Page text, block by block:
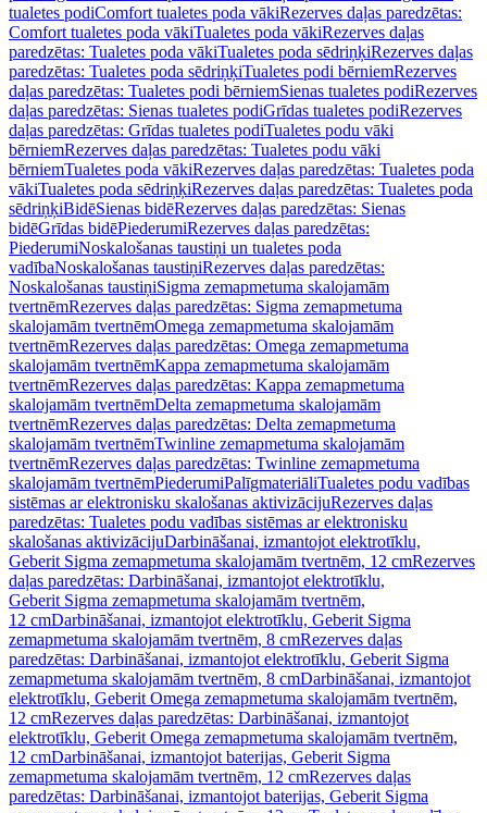
tualetes podiComfort tualetes poda vākiRezerves daļas paredzētas:
Comfort tualetes poda vākiTualetes poda vākiRezerves daļas
paredzētas: Tualetes poda vākiTualetes poda sēdriņķiRezerves daļas
paredzētas: Tualetes poda sēdriņķiTualetes podi bērniemRezerves
daļas paredzētas: Tualetes podi bērniemSienas tualetes podiRezerves
daļas paredzētas: Sienas tualetes podiGrīdas tualetes podiRezerves
daļas paredzētas: Grīdas tualetes podiTualetes podu vāki
bērniemRezerves daļas paredzētas: Tualetes podu vāki
bērniemTualetes poda vākiRezerves daļas paredzētas: Tualetes poda
vākiTualetes poda sēdriņķiRezerves daļas paredzētas: Tualetes poda
sēdriņķiBidēSienas bidēRezerves daļas paredzētas: Sienas
bidēGrīdas bidēPiederumiRezerves daļas paredzētas:
PiederumiNoskalošanas taustiņi un tualetes poda
vadībaNoskalošanas taustiņiRezerves daļas paredzētas:
Noskalošanas taustiņiSigma zemapmetuma skalojamām
tvertnēmRezerves daļas paredzētas: Sigma zemapmetuma
skalojamām tvertnēmOmega zemapmetuma skalojamām
tvertnēmRezerves daļas paredzētas: Omega zemapmetuma
skalojamām tvertnēmKappa zemapmetuma skalojamām
tvertnēmRezerves daļas paredzētas: Kappa zemapmetuma
skalojamām tvertnēmDelta zemapmetuma skalojamām
tvertnēmRezerves daļas paredzētas: Delta zemapmetuma
skalojamām tvertnēmTwinline zemapmetuma skalojamām
tvertnēmRezerves daļas paredzētas: Twinline zemapmetuma
skalojamām tvertnēmPiederumiPalīgmateriāliTualetes podu vadības
sistēmas ar elektronisku skalošanas aktivizācijuRezerves daļas
paredzētas: Tualetes podu vadības sistēmas ar elektronisku
skalošanas aktivizācijuDarbināšanai, izmantojot elektrotīklu,
Geberit Sigma zemapmetuma skalojamām tvertnēm, 12 cmRezerves
daļas paredzētas: Darbināšanai, izmantojot elektrotīklu,
Geberit Sigma zemapmetuma skalojamām tvertnēm,
12 cmDarbināšanai, izmantojot elektrotīklu, Geberit Sigma
zemapmetuma skalojamām tvertnēm, 8 cmRezerves daļas
paredzētas: Darbināšanai, izmantojot elektrotīklu, Geberit Sigma
zemapmetuma skalojamām tvertnēm, 8 cmDarbināšanai, izmantojot
elektrotīklu, Geberit Omega zemapmetuma skalojamām tvertnēm,
12 cmRezerves daļas paredzētas: Darbināšanai, izmantojot
elektrotīklu, Geberit Omega zemapmetuma skalojamām tvertnēm,
12 cmDarbināšanai, izmantojot baterijas, Geberit Sigma
zemapmetuma skalojamām tvertnēm, 12 cmRezerves daļas
paredzētas: Darbināšanai, izmantojot baterijas, Geberit Sigma